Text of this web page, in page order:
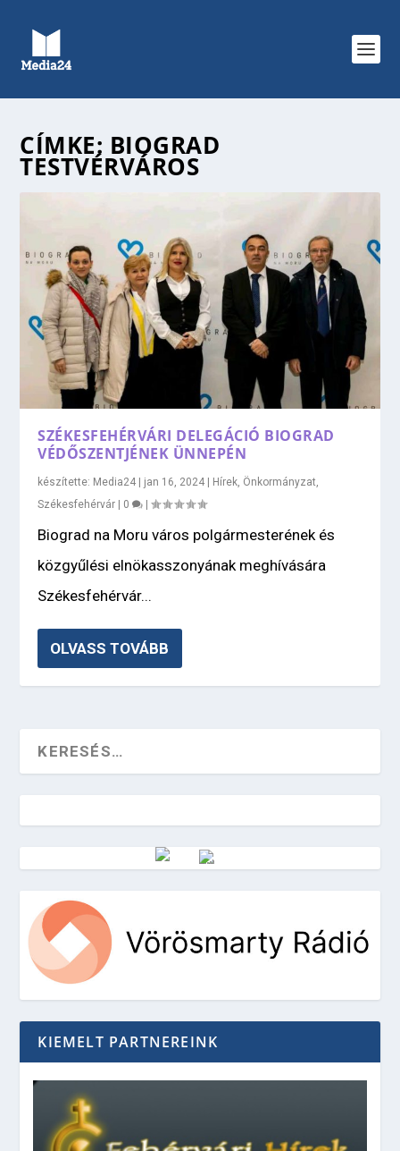
CÍMKE: BIOGRAD
TESTVÉRVÁROS
SZÉKESFEHÉRVÁRI DELEGÁCIÓ BIOGRAD
VÉDŐSZENTJÉNEK ÜNNEPÉN
készítette: Media24 | jan 16, 2024 | Hírek Önkormányzat
Székesfehérvár | 0 |
Biograd na Moru város polgármesterének és
közgyűlési elnökasszonyának meghívására
Székesfehérvár...
OLVASS TOVÁBB
Vörösmarty Rádió
KIEMELT PARTNEREINK